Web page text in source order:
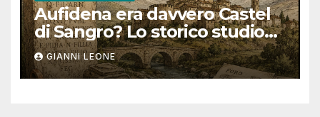
Aufidena era davvero Castel
di Sangro? Lo storico studio
del 1897 che sfidava Alfedena
GIANNI LEONE